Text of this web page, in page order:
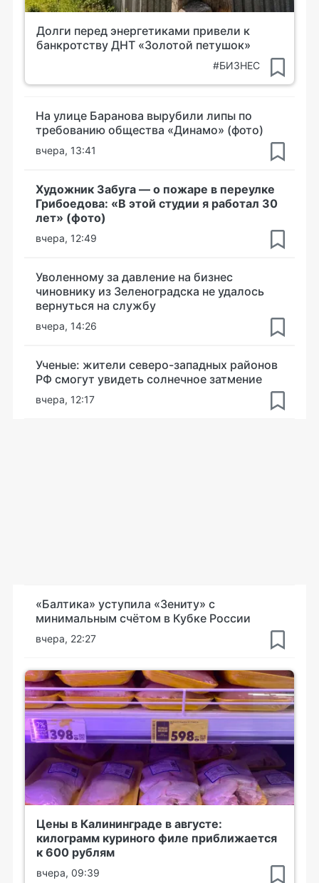
Долги перед энергетиками привели к
банкротству ДНТ «Золотой петушок»
#БИЗНЕС
На улице Баранова вырубили липы по
требованию общества «Динамо» (фото)
вчера, 13:41
Художник Забуга — о пожаре в переулке
Грибоедова: «В этой студии я работал 30
лет» (фото)
вчера, 12:49
Уволенному за давление на бизнес
чиновнику из Зеленоградска не удалось
вернуться на службу
вчера, 14:26
Ученые: жители северо-западных районов
РФ смогут увидеть солнечное затмение
вчера, 12:17
«Балтика» уступила «Зениту» с
минимальным счётом в Кубке России
вчера, 22:27
Цены в Калининграде в августе:
килограмм куриного филе приближается
к 600 рублям
вчера, 09:39